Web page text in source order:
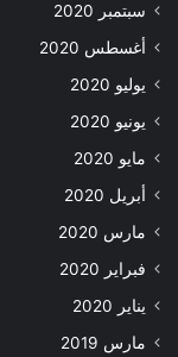
سبتمبر 2020
أغسطس 2020
يوليو 2020
يونيو 2020
مايو 2020
أبريل 2020
مارس 2020
فبراير 2020
يناير 2020
مارس 2019